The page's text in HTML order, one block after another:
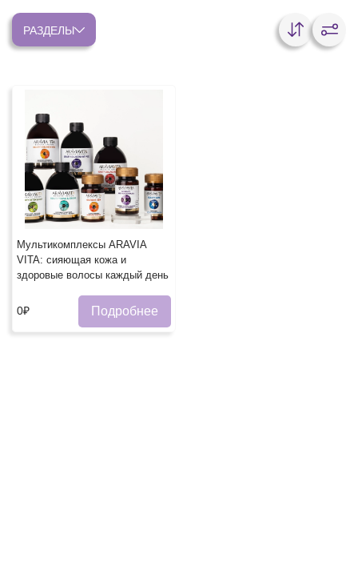
РАЗДЕЛЫ
Мультикомплексы ARAVIA
VITA: сияющая кожа и
здоровые волосы каждый день
0₽ Подробнее